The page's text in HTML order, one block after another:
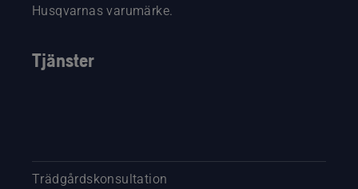
Husqvarnas varumärke.
Tjänster
Trädgårdskonsultation